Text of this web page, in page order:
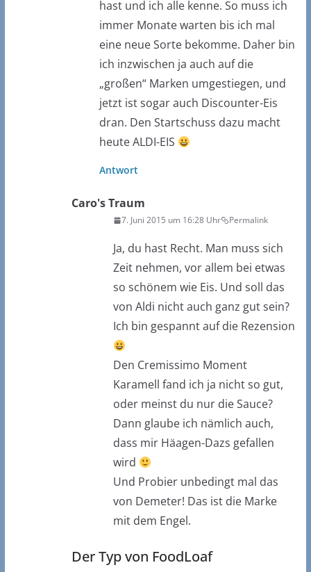
hast und ich alle kenne. So muss ich
immer Monate warten bis ich mal
eine neue Sorte bekomme. Daher bin
ich inzwischen ja auch auf die
„großen“ Marken umgestiegen, und
jetzt ist sogar auch Discounter-Eis
dran. Den Startschuss dazu macht
heute ALDI-EIS
Antwort
Caro's Traum
7. Juni 2015 um 16:28 Uhr Permalink
Ja, du hast Recht. Man muss sich
Zeit nehmen, vor allem bei etwas
so schönem wie Eis. Und soll das
von Aldi nicht auch ganz gut sein?
Ich bin gespannt auf die Rezension
Den Cremissimo Moment
Karamell fand ich ja nicht so gut,
oder meinst du nur die Sauce?
Dann glaube ich nämlich auch,
dass mir Häagen-Dazs gefallen
wird
Und Probier unbedingt mal das
von Demeter! Das ist die Marke
mit dem Engel.
Der Typ von FoodLoaf